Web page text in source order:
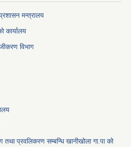
मन्त्रालय
कार्यालय
विभाग
प्रवलिकरण सम्बन्धि खानीखोला गा.पा को